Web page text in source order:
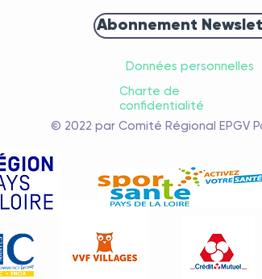
Abonnement
Données personnelles
Charte de
confidentialité
© 2022 par Comité Régional EPGV